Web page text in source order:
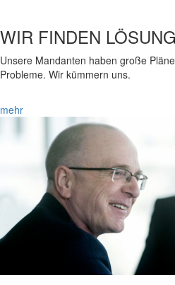
WIR FINDEN
Unsere Mandanten haben große
Probleme. Wir kümmern uns.
mehr